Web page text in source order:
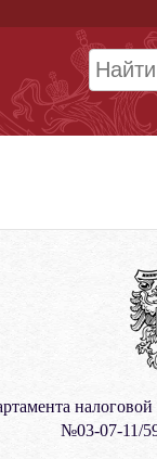
№03-07-11/